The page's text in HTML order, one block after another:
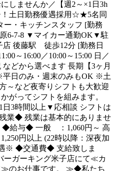
しませんか／【週2～×1日3h
！土日勤務優遇採用☆★5名同
・キッチンスタッフ [勤務
6-7-8 ▼マイカー通勤OK▼駐
店 後藤駅 徒歩12分 [勤務日
～16:00／10:00～15:00 日／
どから選べます 長期【3ヶ月
日のみ・週末のみもOK ※土
～など夜寄りシフトも大歓迎
がってシフトを組みます。
3時間以上▼応相談 シフトは
業◆ 残業は基本的にありませ
◆給与◆ 一般 ：1,060円～ 高
円以上 (22時以降：深夜加
※ ◆交通費◆ 支給致しま
ガーキング米子店にて≪カ
≫のお仕事です。 ≫◆私たち